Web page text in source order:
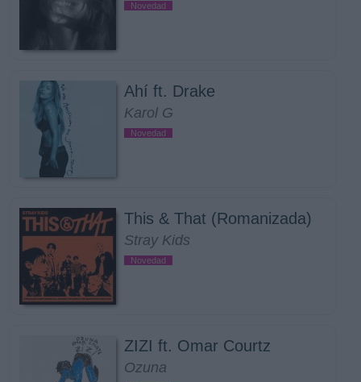
Novedad
Ahí ft. Drake
Karol G
Novedad
This & That (Romanizada)
Stray Kids
Novedad
ZIZI ft. Omar Courtz
Ozuna